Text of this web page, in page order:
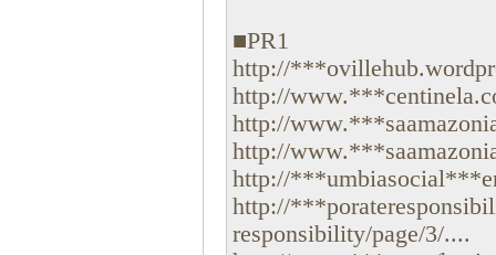
■PR1
http://
http://
http://
http://
http://
http://
responsibility/page/3/....